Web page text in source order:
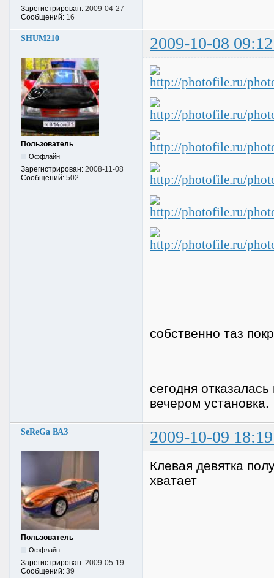
Зарегистрирован: 2009-04-27
Сообщений: 16
SHUM210 2009-10-08
Пользователь
Оффлайн
Зарегистрирован: 2008-11-08
Сообщений: 502
собственно таз
сегодня
вечером установка.
SeReGa ВАЗ 2009-10-09
Пользователь
Оффлайн
Зарегистрирован: 2009-05-19
Сообщений: 39
Клевая девятка
хватает